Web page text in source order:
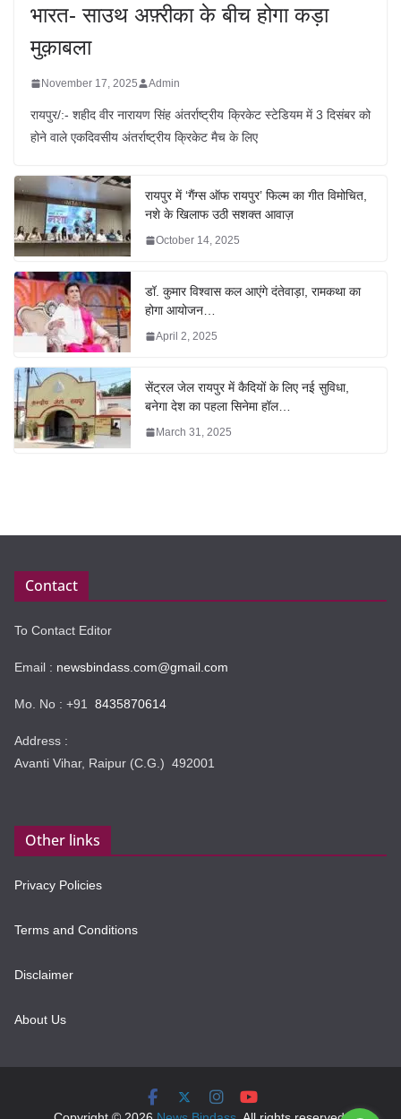
भारत- साउथ अफ़्रीका के बीच होगा कड़ा
मुक़ाबला
November 17, 2025 Admin
रायपुर/:- शहीद वीर नारायण सिंह अंतर्राष्ट्रीय क्रिकेट स्टेडियम में 3 दिसंबर को
होने वाले एकदिवसीय अंतर्राष्ट्रीय क्रिकेट मैच के लिए
रायपुर में ‘गैंग्स ऑफ रायपुर’ फिल्म का गीत विमोचित,
नशे के खिलाफ उठी सशक्त आवाज़
October 14, 2025
डॉ. कुमार विश्वास कल आएंगे दंतेवाड़ा, रामकथा का
होगा आयोजन…
April 2, 2025
सेंट्रल जेल रायपुर में कैदियों के लिए नई सुविधा,
बनेगा देश का पहला सिनेमा हॉल…
March 31, 2025
Contact
To Contact Editor
Email : newsbindass.com@gmail.com
Mo. No : +91 8435870614
Address :
Avanti Vihar, Raipur (C.G.) 492001
Other links
Privacy Policies
Terms and Conditions
Disclaimer
About Us